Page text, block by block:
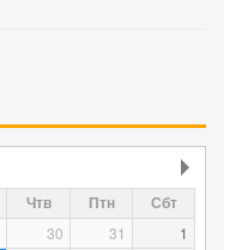
Чтв Птн Сбт
30 31
1